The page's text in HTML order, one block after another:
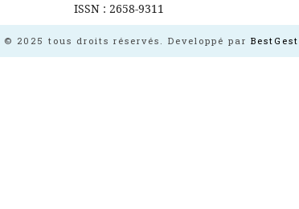
ISSN : 2658-9311
2025 tous droits réservés. Developpé par BestGest